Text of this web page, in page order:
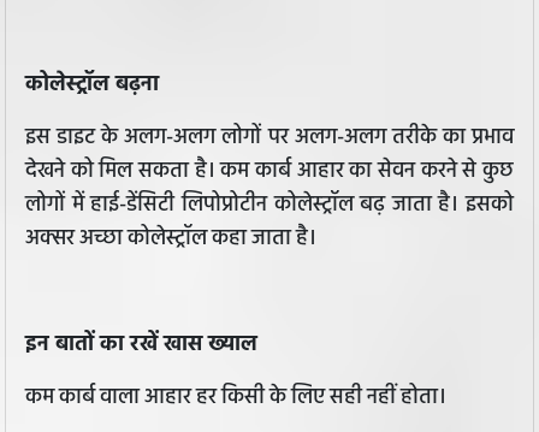
कोलेस्ट्रॉल बढ़ना
इस डाइट के अलग-अलग लोगों पर अलग-अलग तरीके का प्रभाव
देखने को मिल सकता है। कम कार्ब आहार का सेवन करने से कुछ
लोगों में हाई-डेंसिटी लिपोप्रोटीन कोलेस्ट्रॉल बढ़ जाता है। इसको
अक्सर अच्छा कोलेस्ट्रॉल कहा जाता है।
इन बातों का रखें खास ख्याल
कम कार्ब वाला आहार हर किसी के लिए सही नहीं होता।